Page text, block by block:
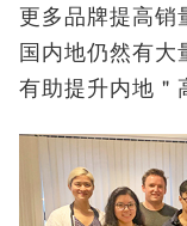
更多品牌提高
国内地仍然有
有助提升内地＂